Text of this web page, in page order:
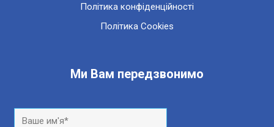
Політика конфіденційності
Політика Cookies
Ми Вам передзвонимо